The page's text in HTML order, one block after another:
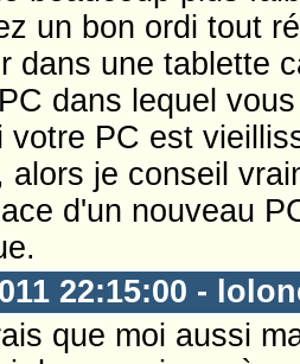
un bon ordi tout
dans une tablette
dans lequel
votre PC est
alors je conseil
d'un nouveau
22:15:00 -
que moi aussi